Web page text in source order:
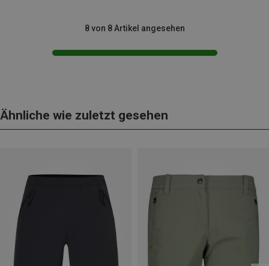
8 von 8 Artikel angesehen
Ähnliche wie zuletzt gesehen